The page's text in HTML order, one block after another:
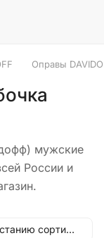
Оправы
мужские
России и
По возрастанию сортировки